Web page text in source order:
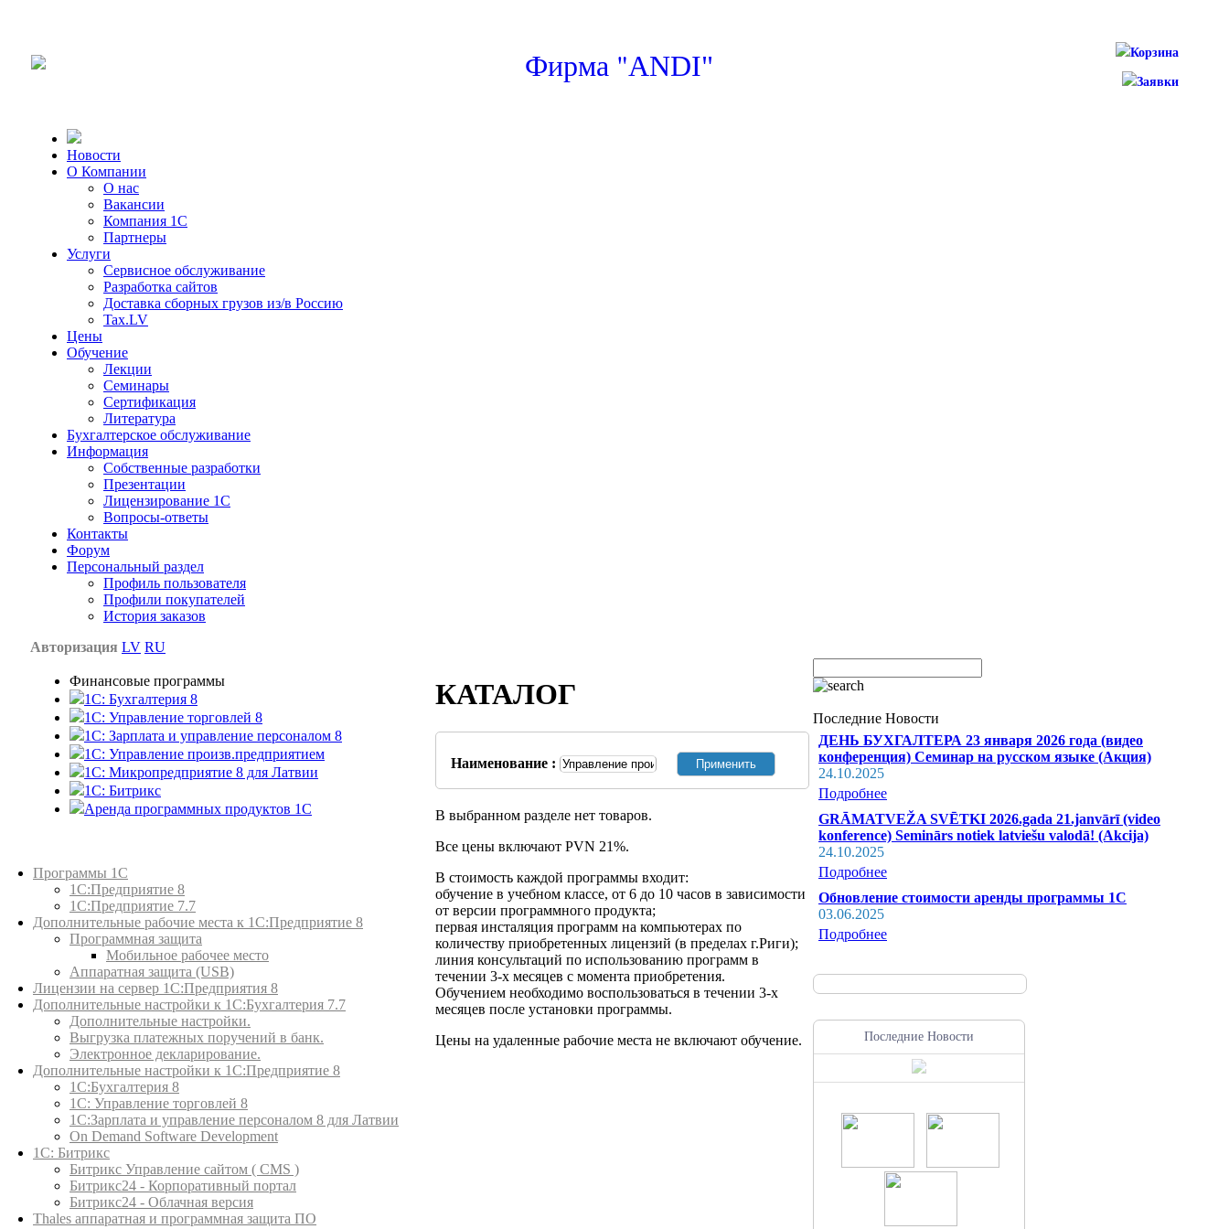
Фирма "ANDI" Корзина
Заявки
Новости
О Компании
О нас
Вакансии
Компания 1С
Партнеры
Услуги
Сервисное обслуживание
Разработка сайтов
Доставка сборных грузов из/в Россию
Tax.LV
Цены
Обучение
Лекции
Семинары
Сертификация
Литература
Бухгалтерское обслуживание
Информация
Собственные разработки
Презентации
Лицензирование 1С
Вопросы-ответы
Контакты
Форум
Персональный раздел
Профиль пользователя
Профили покупателей
История заказов
Авторизация LV RU
Финансовые программы
1С: Бухгалтерия 8
1C: Управление торговлей 8
1C: Зарплата и управление персоналом 8
1C: Управление произв.предприятием
1С: Микропредприятие 8 для Латвии
1C: Битрикс
Аренда программных продуктов 1С
Программы 1С
1С:Предприятие 8
1С:Предприятие 7.7
Дополнительные рабочие места к 1С:Предприятие 8
Программная защита
Мобильное рабочее место
Аппаратная защита (USB)
Лицензии на сервер 1С:Предприятия 8
Дополнительные настройки к 1С:Бухгалтерия 7.7
Дополнительные настройки.
Выгрузка платежных поручений в банк.
Электронное декларирование.
Дополнительные настройки к 1С:Предприятие 8
1С:Бухгалтерия 8
1C: Управление торговлей 8
1С:Зарплата и управление персоналом 8 для Латвии
On Demand Software Development
1С: Битрикс
Битрикс Управление сайтом ( CMS )
Битрикс24 - Корпоративный портал
Битрикс24 - Облачная версия
Thales аппаратная и программная защита ПО
КАТАЛОГ
Наименование :
В выбранном разделе нет товаров.
Все цены включают PVN 21%.
В стоимость каждой программы входит:
обучение в учебном классе, от 6 до 10 часов в зависимости
от версии программного продукта;
первая инсталяция программ на компьютерах по
количеству приобретенных лицензий (в пределах г.Риги);
линия консультаций по использованию программ в
течении 3-х месяцев с момента приобретения.
Обучением необходимо воспользоваться в течении 3-х
месяцев после установки программы.
Цены на удаленные рабочие места не включают обучение.
Последние Новости
ДЕНЬ БУХГАЛТЕРА 23 января 2026 года (видео
конференция) Семинар на русском языке (Акция)
24.10.2025
Подробнее
GRĀMATVEŽA SVĒTKI 2026.gada 21.janvārī (video
konference) Seminārs notiek latviešu valodā! (Akcija)
24.10.2025
Подробнее
Обновление стоимости аренды программы 1С
03.06.2025
Подробнее
Последние Новости